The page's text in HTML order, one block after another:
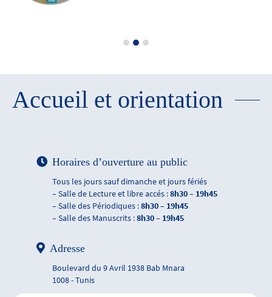
Accueil et orientation
Horaires d’ouverture au public
Tous les jours sauf dimanche et jours fériés
– Salle de Lecture et libre accés :8h30 – 19h45
– Salle des Périodiques :8h30 – 19h45
– Salle des Manuscrits :8h30 – 19h45
Adresse
Boulevard du 9 Avril 1938 Bab Mnara
1008 - Tunis